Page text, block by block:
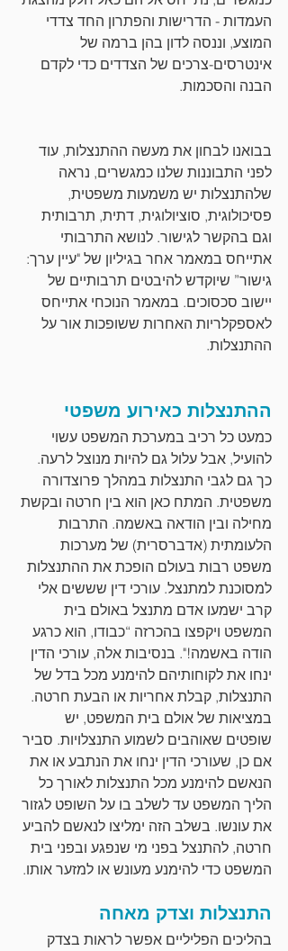
העמדות - הדרישות והפתרון החד צדדי
המוצע, וננסה לדון בהן ברמה של
אינטרסים-צרכים של הצדדים כדי לקדם
הבנה והסכמות.
בבואנו לבחון את מעשה ההתנצלות, עוד
לפני התבוננות שלנו כמגשרים, נראה
שלהתנצלות יש משמעות משפטית,
פסיכולוגית, סוציולוגית, דתית, תרבותית
וגם בהקשר לגישור. לנושא התרבותי
אתייחס במאמר אחר בגיליון של "עיין ערך:
גישור” שיוקדש להיבטים תרבותיים של
יישוב סכסוכים. במאמר הנוכחי אתייחס
לאספקלריות האחרות ששופכות אור על
ההתנצלות.
ההתנצלות כאירוע משפטי
כמעט כל רכיב במערכת המשפט עשוי
להועיל, אבל עלול גם להיות מנוצל לרעה.
כך גם לגבי התנצלות במהלך פרוצדורה
משפטית. המתח כאן הוא בין חרטה ובקשת
מחילה ובין הודאה באשמה. התרבות
הלעומתית (אדברסרית) של מערכות
משפט רבות בעולם הופכת את ההתנצלות
למסוכנת למתנצל. עורכי דין שששים אלי
קרב ישמעו אדם מתנצל באולם בית
המשפט ויקפצו בהכרזה “כבודו, הוא כרגע
הודה באשמה!". בנסיבות אלה, עורכי הדין
ינחו את לקוחותיהם להימנע מכל בדל של
התנצלות, קבלת אחריות או הבעת חרטה.
במציאות של אולם בית המשפט, יש
שופטים שאוהבים לשמוע התנצלויות. סביר
אם כן, שעורכי הדין ינחו את הנתבע או את
הנאשם להימנע מכל התנצלות לאורך כל
הליך המשפט עד לשלב בו על השופט לגזור
את עונשו. בשלב הזה ימליצו לנאשם להביע
חרטה, להתנצל בפני מי שנפגע ובפני בית
המשפט כדי להימנע מעונש או למזער אותו.
התנצלות וצדק מאחה
בהליכים הפליליים אפשר לראות בצדק